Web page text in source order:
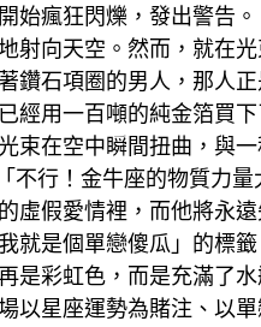
開始瘋狂閃爍，發出警告
向天空。然而，就在
鑽石項圈的男人，那
用一百噸的純金箔買
在空中瞬間扭曲，與
行！金牛座的物質力
假愛情裡，而他將永
是個單戀傻瓜」的標
是彩虹色，而是充滿了
星座運勢為賭注、以